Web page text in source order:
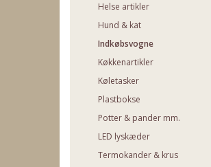
Helse artikler
Hund & kat
Indkøbsvogne
Køkkenartikler
Køletasker
Plastbokse
Potter & pander mm.
LED lyskæder
Termokander & krus